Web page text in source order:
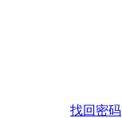
找回密码